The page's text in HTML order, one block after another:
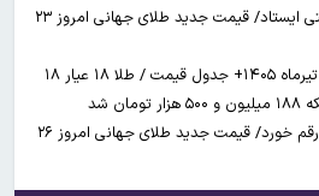
طلا در پایین‌ترین سطح قیمتی ایستاد/ قیمت جدید طلای جهانی امروز ۲۳
آخرین قیمت طلا و سکه ۲۷ تیرماه ۱۴۰۵+ جدول قیمت / طلا ۱۸ عیار ۱۸
بزرگ‌ترین کاهش قیمت طلا رقم خورد/ قیمت جدید طلای جهانی امروز ۲۶